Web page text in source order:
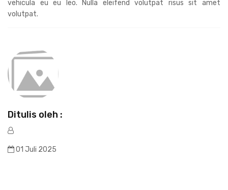
vehicula eu eu leo. Nulla eleifend volutpat risus sit amet
volutpat.
Ditulis oleh :
01 Juli 2025